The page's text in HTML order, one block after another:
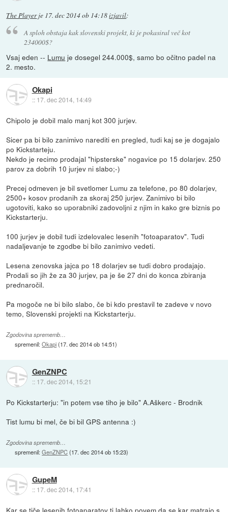
The Playerje 17. dec 2014 ob 14:18izjavil:
A sploh obstaja kak slovenski projekt, ki je pokasiral več kot
234000$?
Vsaj eden -- Lumu je dosegel 244.000$, samo bo očitno padel na
2. mesto.
Okapi
:: 17. dec 2014, 14:49
Chipolo je dobil malo manj kot 300 jurjev.
Sicer pa bi bilo zanimivo narediti en pregled, tudi kaj se je dogajalo
po Kickstarteju.
Nekdo je recimo prodajal "hipsterske" nogavice po 15 dolarjev. 250
parov za dobrih 10 jurjev ni slabo;-)
Precej odmeven je bil svetlomer Lumu za telefone, po 80 dolarjev,
2500+ kosov prodanih za skoraj 250 jurjev. Zanimivo bi bilo
ugotoviti, kako so uporabniki zadovoljni z njim in kako gre biznis po
Kickstarterju.
100 jurjev je dobil tudi izdelovalec lesenih "fotoaparatov". Tudi
nadaljevanje te zgodbe bi bilo zanimivo vedeti.
Lesena zenovska jajca po 18 dolarjev se tudi dobro prodajajo.
Prodali so jih že za 30 jurjev, pa je še 27 dni do konca zbiranja
prednaročil.
Pa mogoče ne bi bilo slabo, če bi kdo prestavil te zadeve v novo
temo, Slovenski projekti na Kickstarterju.
Zgodovina sprememb…
spremenil:Okapi(17. dec 2014 ob 14:51)
GenZNPC
:: 17. dec 2014, 15:21
Po Kickstarterju: "in potem vse tiho je bilo" A.Aškerc - Brodnik
Tist lumu bi mel, če bi bil GPS antenna :)
Zgodovina sprememb…
spremenil:GenZNPC(17. dec 2014 ob 15:23)
GupeM
:: 17. dec 2014, 17:41
Kar se tiče lesenih fotoaparatov ti lahko povem da se kar matrajo s